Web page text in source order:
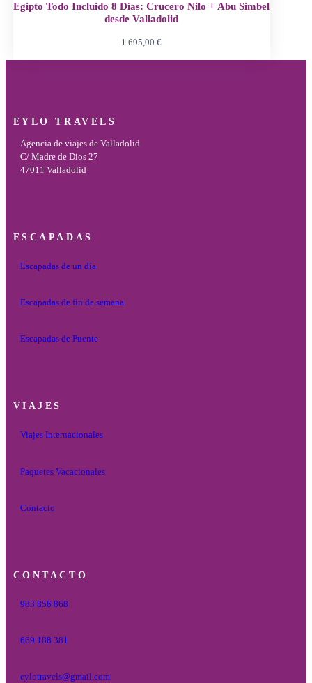
Egipto Todo Incluido 8 Días: Crucero Nilo + Abu Simbel
desde Valladolid
1.695,00€
EYLO TRAVELS
Agencia de viajes de Valladolid
C/ Madre de Dios 27
47011 Valladolid
ESCAPADAS
Escapadas de un día
Escapadas de fin de semana
Escapadas de Puente
VIAJES
Viajes Internacionales
Paquetes Vacacionales
Contacto
CONTACTO
983 856 868
669 188 381
eylotravels@gmail.com